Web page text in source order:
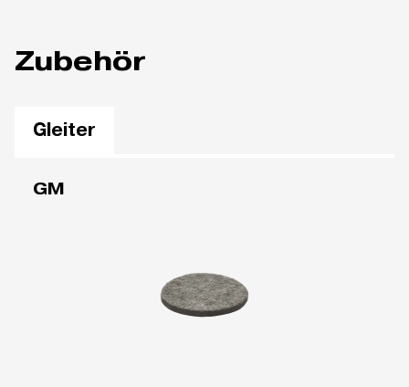
Zubehör
Gleiter
GM